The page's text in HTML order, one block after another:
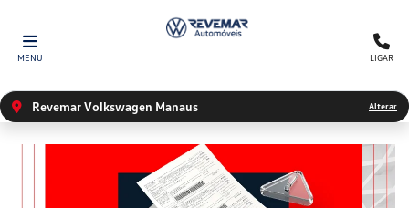
MENU LIGAR
Revemar Volkswagen Manaus Alterar